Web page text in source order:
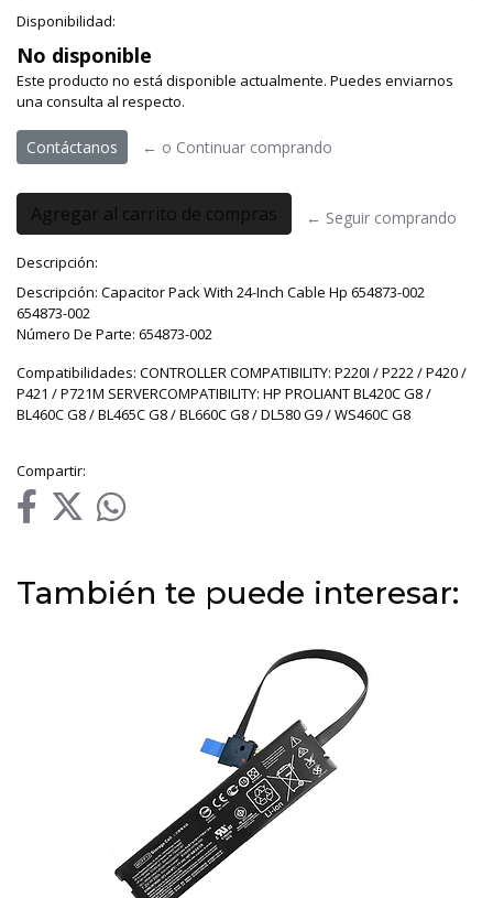
Disponibilidad:
No disponible
Este producto no está disponible actualmente. Puedes enviarnos
una consulta al respecto.
Contáctanos ← o Continuar comprando
← Seguir comprando
Descripción:
Descripción: Capacitor Pack With 24-Inch Cable Hp 654873-002
654873-002
Número De Parte: 654873-002
Compatibilidades: CONTROLLER COMPATIBILITY: P220I / P222 / P420 /
P421 / P721M SERVERCOMPATIBILITY: HP PROLIANT BL420C G8 /
BL460C G8 / BL465C G8 / BL660C G8 / DL580 G9 / WS460C G8
Compartir:
También te puede interesar: